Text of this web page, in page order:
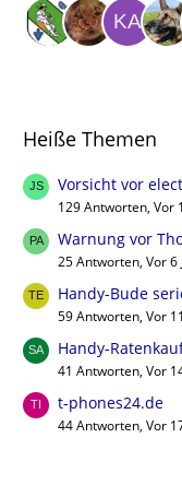
Heiße Themen
Vorsicht vor
129 Antworten, Vor
Warnung vor
25 Antworten, Vor 6
Handy-Bude
59 Antworten, Vor
Handy-
41 Antworten, Vor
t-phones24.de
44 Antworten, Vor